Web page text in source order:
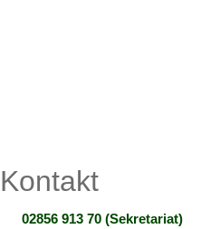
Kontakt
02856 913 70 (Sekretariat)